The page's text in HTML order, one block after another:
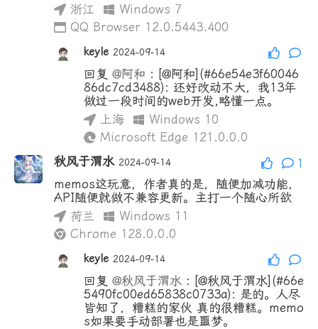
浙江
Windows 7
QQ Browser 12.0.5443.400
keyle 2024-09-14
回复 @阿和 : [@阿和](#66e54e3f60046
86dc7cd3488): 还好改动不大，我13年
做过一段时间的web开发,略懂一点。
上海
Windows 10
Microsoft Edge 121.0.0.0
秋风于渭水 2024-09-14
1
memos这玩意，作者真的是，随便加减功能，
API随便就做不兼容更新。主打一个随心所欲
荷兰
Windows 11
Chrome 128.0.0.0
keyle 2024-09-14
回复 @秋风于渭水: [@秋风于渭水](#66e
5490fc00ed65838c0733a): 是的。人尽
皆知了，糟糕的家伙 真的很糟糕。memo
s如果要手动部署也是噩梦。